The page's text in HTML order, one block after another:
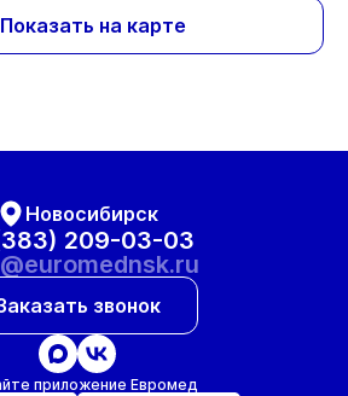
Показать на карте
Новосибирск
209-03-03
звонок
приложение Евромед